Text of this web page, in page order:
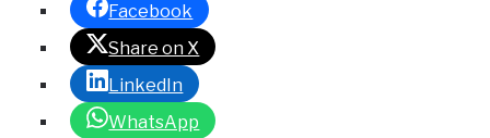
Facebook
Share on X
LinkedIn
WhatsApp